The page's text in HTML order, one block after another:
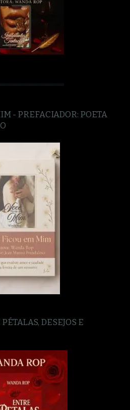
- PREFACIADOR: POETA
DESEJOS E